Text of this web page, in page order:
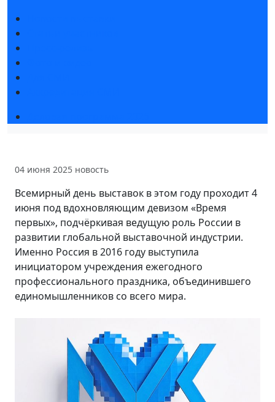
04 июня 2025 новость
Всемирный день выставок в этом году проходит 4
июня под вдохновляющим девизом «Время
первых», подчёркивая ведущую роль России в
развитии глобальной выставочной индустрии.
Именно Россия в 2016 году выступила
инициатором учреждения ежегодного
профессионального праздника, объединившего
единомышленников со всего мира.